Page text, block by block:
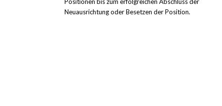
Neuausrichtung oder Besetzen der Position.